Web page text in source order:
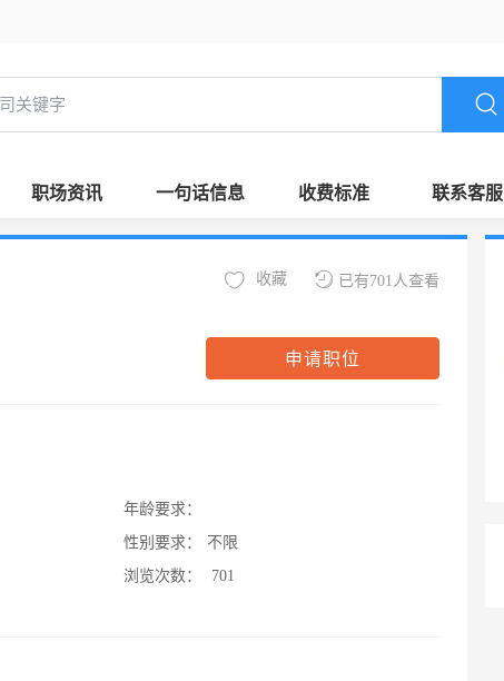
职场资讯 一句话信息 收费标准 联系客服
已有701人查看
收藏
申请职位
年龄要求：
性别要求：
不限
浏览次数：
701